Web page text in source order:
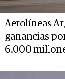
Aerolíneas
ganancias
6.000